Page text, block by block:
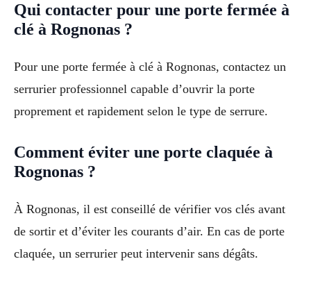
Qui contacter pour une porte fermée à
clé à Rognonas ?
Pour une porte fermée à clé à Rognonas, contactez un
serrurier professionnel capable d’ouvrir la porte
proprement et rapidement selon le type de serrure.
Comment éviter une porte claquée à
Rognonas ?
À Rognonas, il est conseillé de vérifier vos clés avant
de sortir et d’éviter les courants d’air. En cas de porte
claquée, un serrurier peut intervenir sans dégâts.